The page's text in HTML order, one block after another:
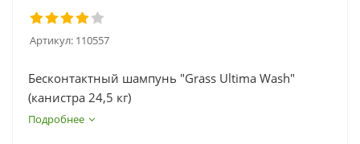
Артикул: 110557
Бесконтактный шампунь "Grass Ultima Wash"
(канистра 24,5 кг)
Подробнее